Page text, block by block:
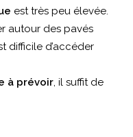
est très peu élevée.
autour des pavés
difficile d’accéder
à prévoir, il suffit de